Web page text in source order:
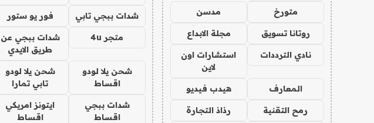
متورخ مدسن
روتانا تسويق مجلة الابداع
نادي الترددات
استشارات اون
لاين
المعارف هيدب فيديو
رمح التقنية رذاذ التجارة
شدات ببجي تابي فور يو ستور
متجر 4u
شدات ببجي عن
طريق الايدي
شحن يلا لودو
اقساط
شحن يلا لودو
تابي تمارا
شدات ببجي
اقساط
ايتونز امريكي
اقساط